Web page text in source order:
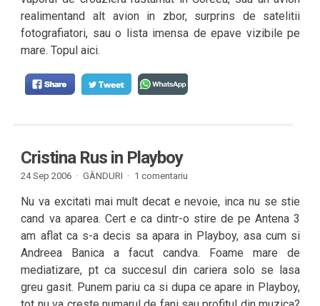
realimentand alt avion in zbor, surprins de satelitii
fotografiatori, sau o lista imensa de epave vizibile pe
mare. Topul aici.
Cristina Rus in Playboy
24 Sep 2006 · GÂNDURI · 1 comentariu
Nu va excitati mai mult decat e nevoie, inca nu se stie
cand va aparea. Cert e ca dintr-o stire de pe Antena 3
am aflat ca s-a decis sa apara in Playboy, asa cum si
Andreea Banica a facut candva. Foame mare de
mediatizare, pt ca succesul din cariera solo se lasa
greu gasit. Punem pariu ca si dupa ce apare in Playboy,